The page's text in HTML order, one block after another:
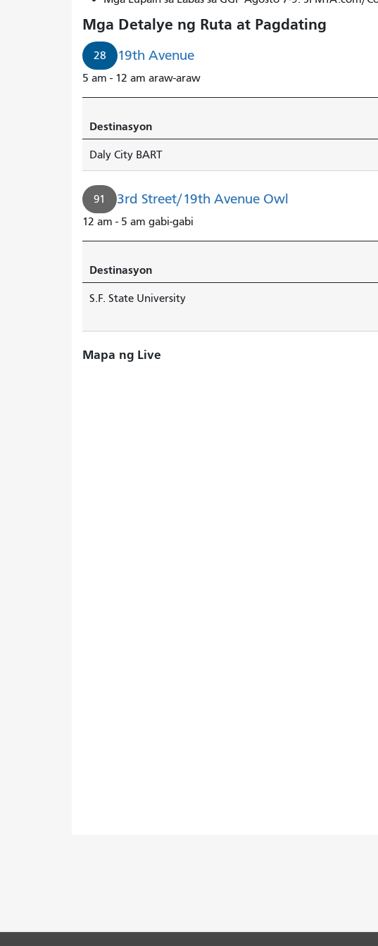
28
19th
Avenue
sa
loob
ng
minuto.
Mga Detalye ng Ruta at Pagdating
28 19th Avenue
5 am - 12 am araw-araw
Destinasyon
Daly City BART
91 3rd Street/19th Avenue Owl
12 am - 5 am gabi-gabi
Destinasyon
S.F. State University
Mapa ng Live